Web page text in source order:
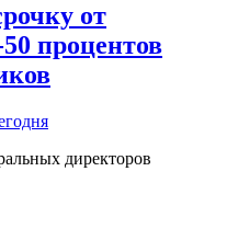
от
процентов
директоров